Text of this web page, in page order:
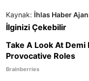
Kaynak: İhlas Haber